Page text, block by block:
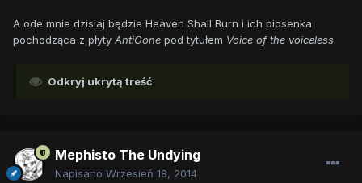
A ode mnie dzisiaj będzie Heaven Shall Burn i ich piosenka
pochodząca z płyty AntiGone pod tytułem Voice of the voiceless.
Odkryj ukrytą treść
Mephisto The Undying
Napisano Wrzesień 18, 2014